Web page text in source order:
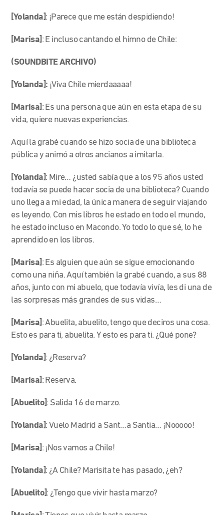
[Yolanda]: ¡Parece que me están despidiendo!
[Marisa] : E incluso cantando el himno de Chile:
(SOUNDBITE ARCHIVO)
[Yolanda]: ¡Viva Chile mierdaaaaa!
[Marisa] : Es una persona que aún en esta etapa de su
vida, quiere nuevas experiencias.
Aquí la grabé cuando se hizo socia de una biblioteca
pública y animó a otros ancianos a imitarla.
[Yolanda]: Mire… ¿usted sabía que a los 95 años usted
todavía se puede hacer socia de una biblioteca? Cuando
uno llega a mi edad, la única manera de seguir viajando
es leyendo. Con mis libros he estado en todo el mundo,
he estado incluso en Macondo. Yo todo lo que sé, lo he
aprendido en los libros.
[Marisa] : Es alguien que aún se sigue emocionando
como una niña. Aquí también la grabé cuando, a sus 88
años, junto con mi abuelo, que todavía vivía, les di una de
las sorpresas más grandes de sus vidas…
[Marisa] : Abuelita, abuelito, tengo que deciros una cosa.
Esto es para ti, abuelita. Y esto es para ti. ¿Qué pone?
[Yolanda]: ¿Reserva?
[Marisa] : Reserva.
[Abuelito]: Salida 16 de marzo.
[Yolanda]: Vuelo Madrid a Sant…a Santia… ¡Nooooo!
[Marisa] : ¡Nos vamos a Chile!
[Yolanda]: ¿A Chile? Marisita te has pasado, ¿eh?
[Abuelito]: ¿Tengo que vivir hasta marzo?